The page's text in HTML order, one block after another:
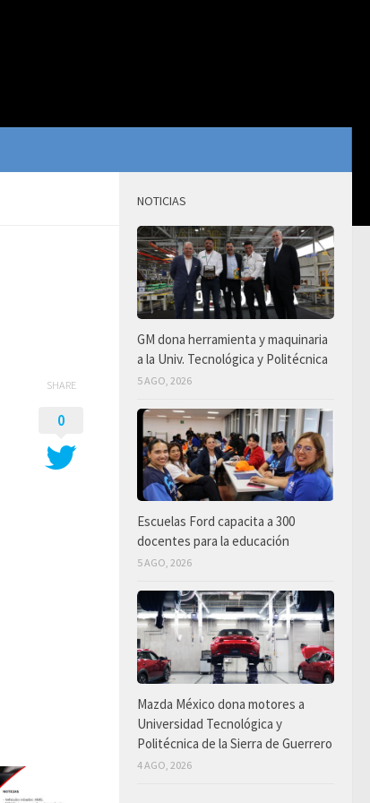
SHARE
0
NOTICIAS
GM dona herramienta y maquinaria
a la Univ. Tecnológica y Politécnica
5 AGO, 2026
Escuelas Ford capacita a 300
docentes para la educación
5 AGO, 2026
Mazda México dona motores a
Universidad Tecnológica y
Politécnica de la Sierra de Guerrero
4 AGO, 2026